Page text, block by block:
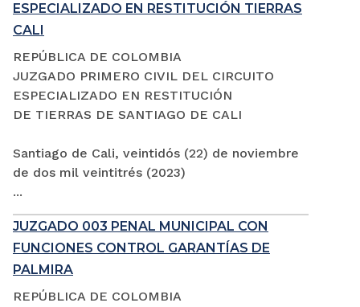
ESPECIALIZADO EN RESTITUCIÓN TIERRAS
CALI
REPÚBLICA DE COLOMBIA
JUZGADO PRIMERO CIVIL DEL CIRCUITO
ESPECIALIZADO EN RESTITUCIÓN
DE TIERRAS DE SANTIAGO DE CALI
Santiago de Cali, veintidós (22) de noviembre
de dos mil veintitrés (2023)
...
JUZGADO 003 PENAL MUNICIPAL CON
FUNCIONES CONTROL GARANTÍAS DE
PALMIRA
REPÚBLICA DE COLOMBIA